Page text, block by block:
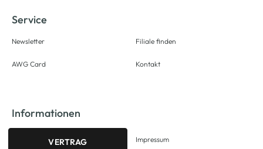
Service
Newsletter
AWG Card
Filiale finden
Kontakt
Informationen
VERTRAG
Impressum